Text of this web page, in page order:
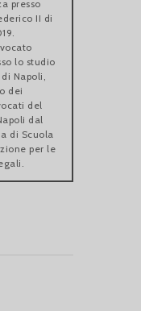
presso
II di
lo studio
Napoli,
dei
del
dal
di Scuola
per le